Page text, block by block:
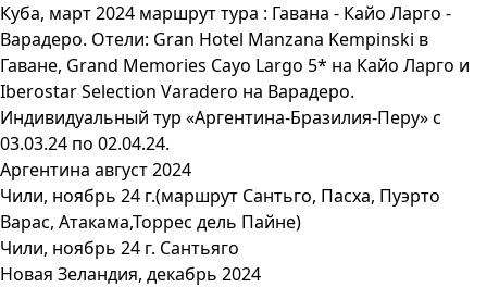
Куба, март 2024 маршрут тура : Гавана - Кайо Ларго -
Варадеро. Отели: Gran Hotel Manzana Kempinski в
Гаване, Grand Memories Cayo Largo 5* на Кайо Ларго и
Iberostar Selection Varadero на Варадеро.
Индивидуальный тур «Аргентина-Бразилия-Перу» с
03.03.24 по 02.04.24.
Аргентина август 2024
Чили, ноябрь 24 г.(маршрут Сантьго, Пасха, Пуэрто
Варас, Атакама,Торрес дель Пайне)
Чили, ноябрь 24 г. Сантьяго
Новая Зеландия, декабрь 2024